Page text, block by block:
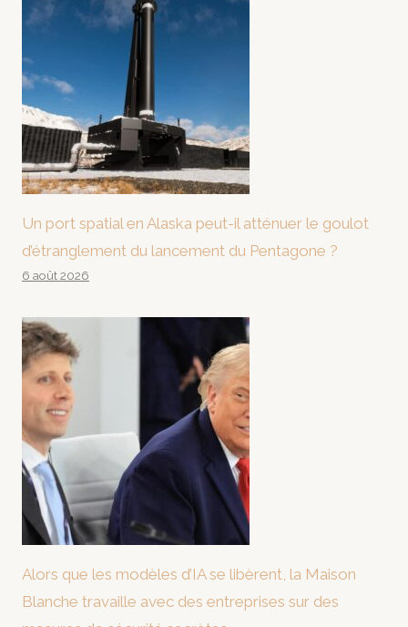
Un port spatial en Alaska peut-il atténuer le goulot
d’étranglement du lancement du Pentagone ?
6 août 2026
Alors que les modèles d’IA se libèrent, la Maison
Blanche travaille avec des entreprises sur des